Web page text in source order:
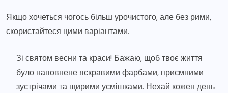
Якщо хочеться чогось більш урочистого, але без рими,
скористайтеся цими варіантами.
Зі святом весни та краси! Бажаю, щоб твоє життя
було наповнене яскравими фарбами, приємними
зустрічами та щирими усмішками. Нехай кожен день